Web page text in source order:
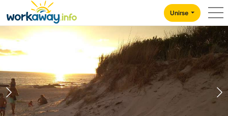
CONTENT
MAIN NAVIGATION
Unirse